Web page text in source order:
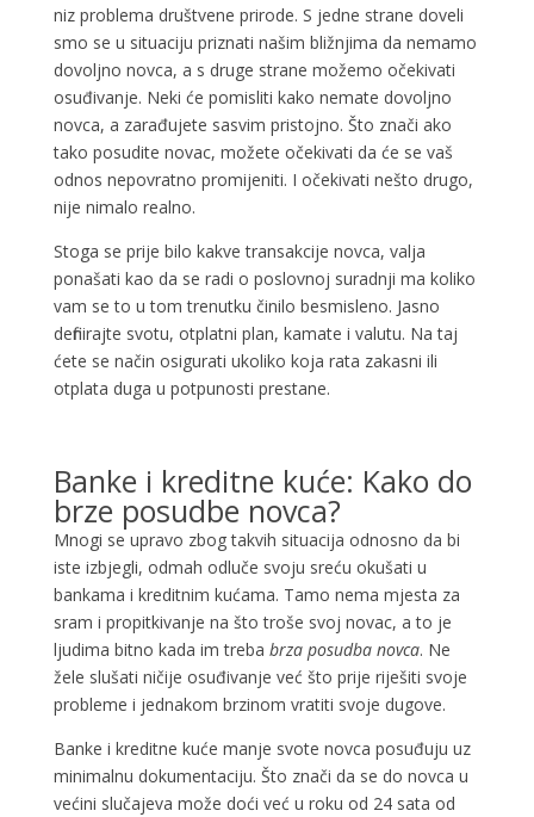
niz problema društvene prirode. S jedne strane doveli
smo se u situaciju priznati našim bližnjima da nemamo
dovoljno novca, a s druge strane možemo očekivati
osuđivanje. Neki će pomisliti kako nemate dovoljno
novca, a zarađujete sasvim pristojno. Što znači ako
tako posudite novac, možete očekivati da će se vaš
odnos nepovratno promijeniti. I očekivati nešto drugo,
nije nimalo realno.
Stoga se prije bilo kakve transakcije novca, valja
ponašati kao da se radi o poslovnoj suradnji ma koliko
vam se to u tom trenutku činilo besmisleno. Jasno
definirajte svotu, otplatni plan, kamate i valutu. Na taj
ćete se način osigurati ukoliko koja rata zakasni ili
otplata duga u potpunosti prestane.
Banke i kreditne kuće: Kako do
brze posudbe novca?
Mnogi se upravo zbog takvih situacija odnosno da bi
iste izbjegli, odmah odluče svoju sreću okušati u
bankama i kreditnim kućama. Tamo nema mjesta za
sram i propitkivanje na što troše svoj novac, a to je
ljudima bitno kada im treba brza posudba novca. Ne
žele slušati ničije osuđivanje već što prije riješiti svoje
probleme i jednakom brzinom vratiti svoje dugove.
Banke i kreditne kuće manje svote novca posuđuju uz
minimalnu dokumentaciju. Što znači da se do novca u
većini slučajeva može doći već u roku od 24 sata od